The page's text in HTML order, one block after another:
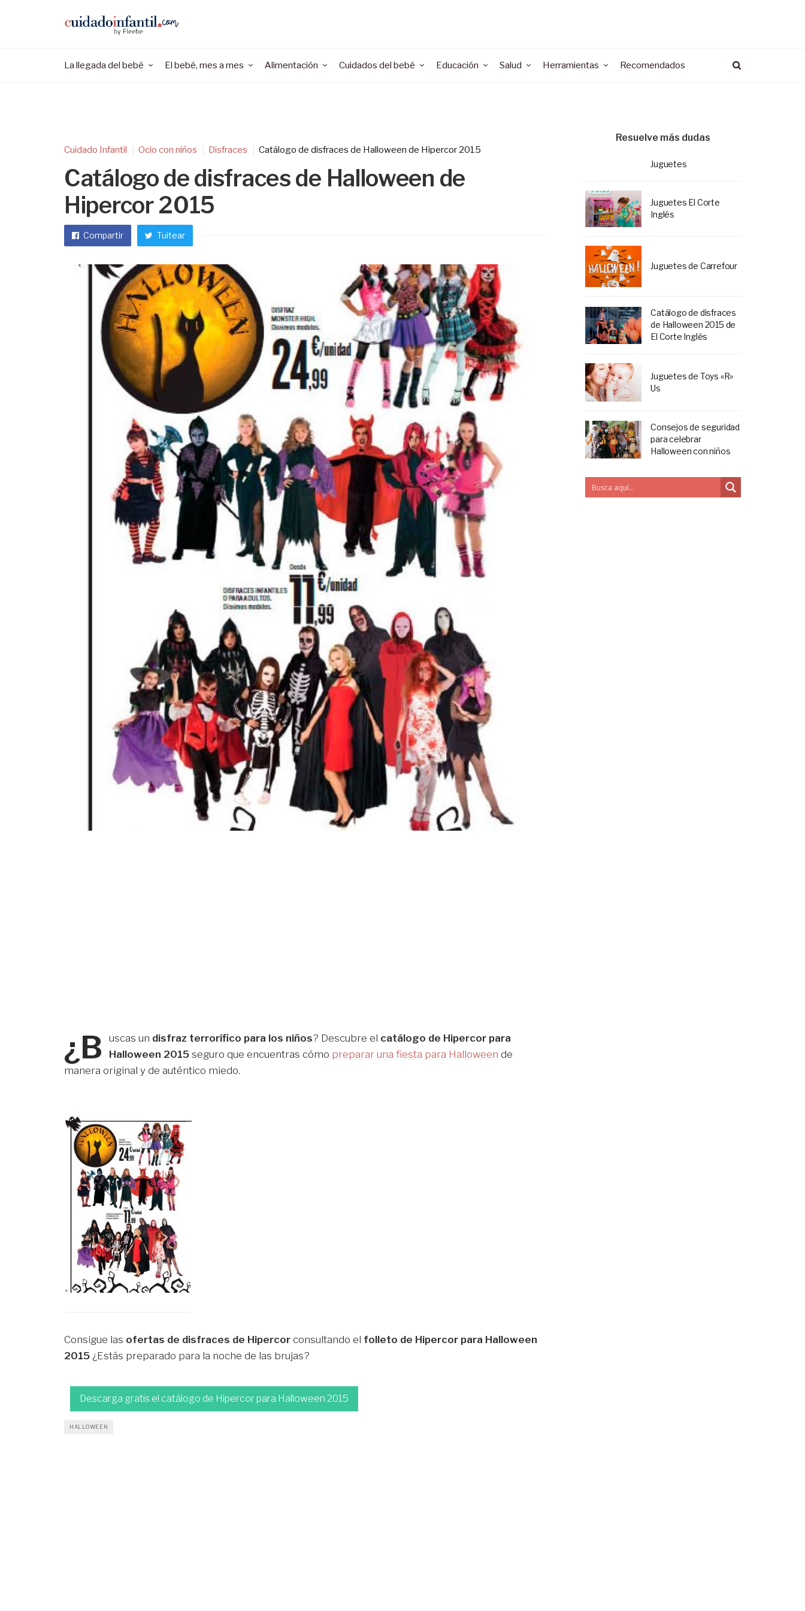
La llegada del bebé El bebé, mes a mes Alimentación Cuidados del bebé Educación Salud Herramientas Recomendados
Cuidado Infantil Ocio con niños Disfraces Catálogo de disfraces de Halloween de Hipercor 2015
Catálogo de disfraces de Halloween de
Hipercor 2015
Compartir Tuitear
¿B uscas un disfraz terrorífico para los niños? Descubre el catálogo de Hipercor para
Halloween 2015 seguro que encuentras cómo preparar una fiesta para Halloween de
manera original y de auténtico miedo.
Consigue las ofertas de disfraces de Hipercor consultando el folleto de Hipercor para Halloween
2015 ¿Estás preparado para la noche de las brujas?
Descarga gratis el catálogo de Hipercor para Halloween 2015
HALLOWEEN
Resuelve más dudas
Juguetes
Juguetes El Corte
Inglés
Juguetes de Carrefour
Catálogo de disfraces
de Halloween 2015 de
El Corte Inglés
Juguetes de Toys «R»
Us
Consejos de seguridad
para celebrar
Halloween con niños